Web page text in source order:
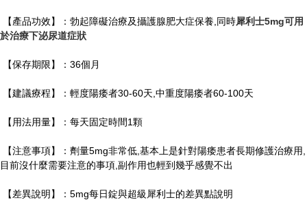
【產品功效】：勃起障礙治療及攝護腺肥大症保養,同時犀利士5mg可用
於治療下泌尿道症狀
【保存期限】：36個月
【建議療程】：輕度陽痿者30-60天,中重度陽痿者60-100天
【用法用量】：每天固定時間1顆
【注意事項】：劑量5mg非常低,基本上是針對陽痿患者長期修護治療用,
目前沒什麼需要注意的事項,副作用也輕到幾乎感覺不出
【差異說明】：5mg每日錠與超級犀利士的差異點說明